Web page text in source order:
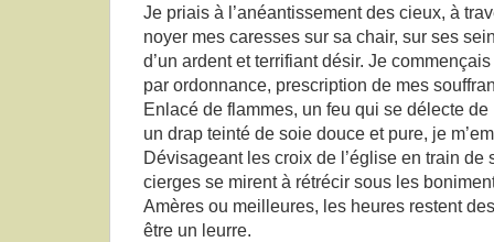
Je priais à l’anéantissement des cieux, à
noyer mes caresses sur sa chair, sur ses
d’un ardent et terrifiant désir. Je
par ordonnance, prescription de mes
Enlacé de flammes, un feu qui se délecte
un drap teinté de soie douce et pure, je
Dévisageant les croix de l’église en train de
cierges se mirent à rétrécir sous les
Amères ou meilleures, les heures restent
être un leurre.